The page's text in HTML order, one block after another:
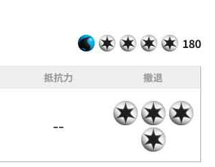
180
抵抗力 撤退
--